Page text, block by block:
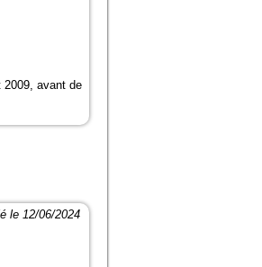
avant de
le 12/06/2024